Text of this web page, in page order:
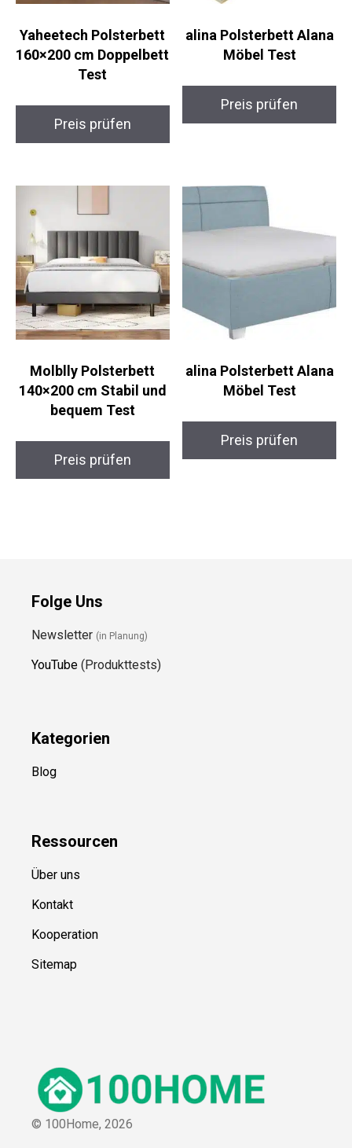
Yaheetech Polsterbett
160×200 cm Doppelbett
Test
Preis prüfen
alina Polsterbett Alana
Möbel Test
Preis prüfen
Molblly Polsterbett
140×200 cm Stabil und
bequem Test
Preis prüfen
alina Polsterbett Alana
Möbel Test
Preis prüfen
Folge Uns
Newsletter (in Planung)
YouTube (Produkttests)
Kategorien
Blog
Ressourcen
Über uns
Kontakt
Kooperation
Sitemap
© 100Home, 2026